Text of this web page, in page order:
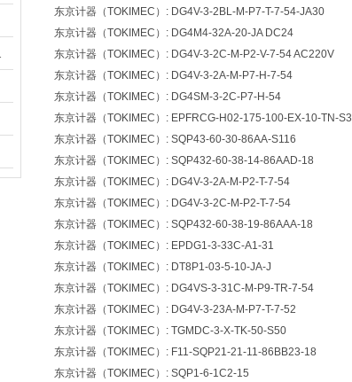
东京计器（TOKIMEC）: DG4V-3-2BL-M-P7-T-7-54-JA30
东京计器（TOKIMEC）: DG4M4-32A-20-JA DC24
东京计器（TOKIMEC）: DG4V-3-2C-M-P2-V-7-54 AC220V
东京计器（TOKIMEC）: DG4V-3-2A-M-P7-H-7-54
东京计器（TOKIMEC）: DG4SM-3-2C-P7-H-54
东京计器（TOKIMEC）: EPFRCG-H02-175-100-EX-10-TN-S3
东京计器（TOKIMEC）: SQP43-60-30-86AA-S116
东京计器（TOKIMEC）: SQP432-60-38-14-86AAD-18
东京计器（TOKIMEC）: DG4V-3-2A-M-P2-T-7-54
东京计器（TOKIMEC）: DG4V-3-2C-M-P2-T-7-54
东京计器（TOKIMEC）: SQP432-60-38-19-86AAA-18
东京计器（TOKIMEC）: EPDG1-3-33C-A1-31
东京计器（TOKIMEC）: DT8P1-03-5-10-JA-J
东京计器（TOKIMEC）: DG4VS-3-31C-M-P9-TR-7-54
东京计器（TOKIMEC）: DG4V-3-23A-M-P7-T-7-52
东京计器（TOKIMEC）: TGMDC-3-X-TK-50-S50
东京计器（TOKIMEC）: F11-SQP21-21-11-86BB23-18
东京计器（TOKIMEC）: SQP1-6-1C2-15